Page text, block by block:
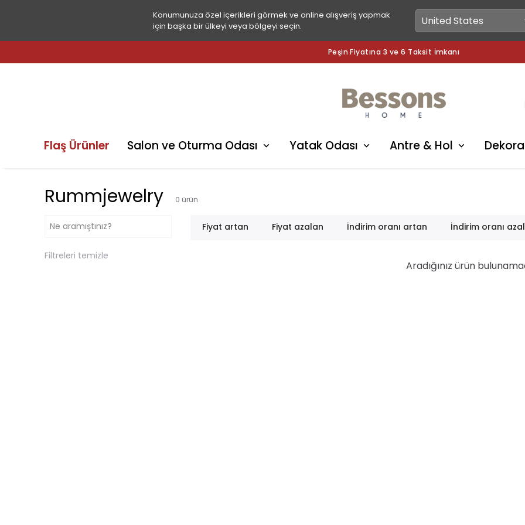
Konumunuza özel içerikleri görmek ve online alışveriş yapmak
için başka bir ülkeyi veya bölgeyi seçin.
Peşin Fiyatına 3 ve 6 Taksit İmkanı
Flaş Ürünler Salon ve Oturma Odası Yatak Odası Antre & Hol
Rummjewelry 0 ürün
Fiyat artan Fiyat azalan İndirim oranı artan İndirim oranı
Filtreleri temizle
Aradığınız ürün